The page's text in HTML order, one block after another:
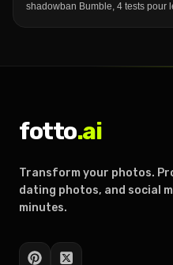
shadowban Bumble, 4 tests pour
fotto.ai
Transform your photos.
dating photos, and social
minutes.